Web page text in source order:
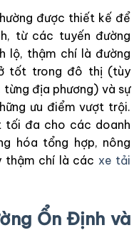
được thiết kế để
từ các tuyến đường
lộ, thậm chí là đường
tốt trong đô thị (tùy
địa phương) và sự
ưu điểm vượt trội.
tối đa cho các doanh
hóa tổng hợp, nông
thậm chí là các xe tải
Ổn Định và